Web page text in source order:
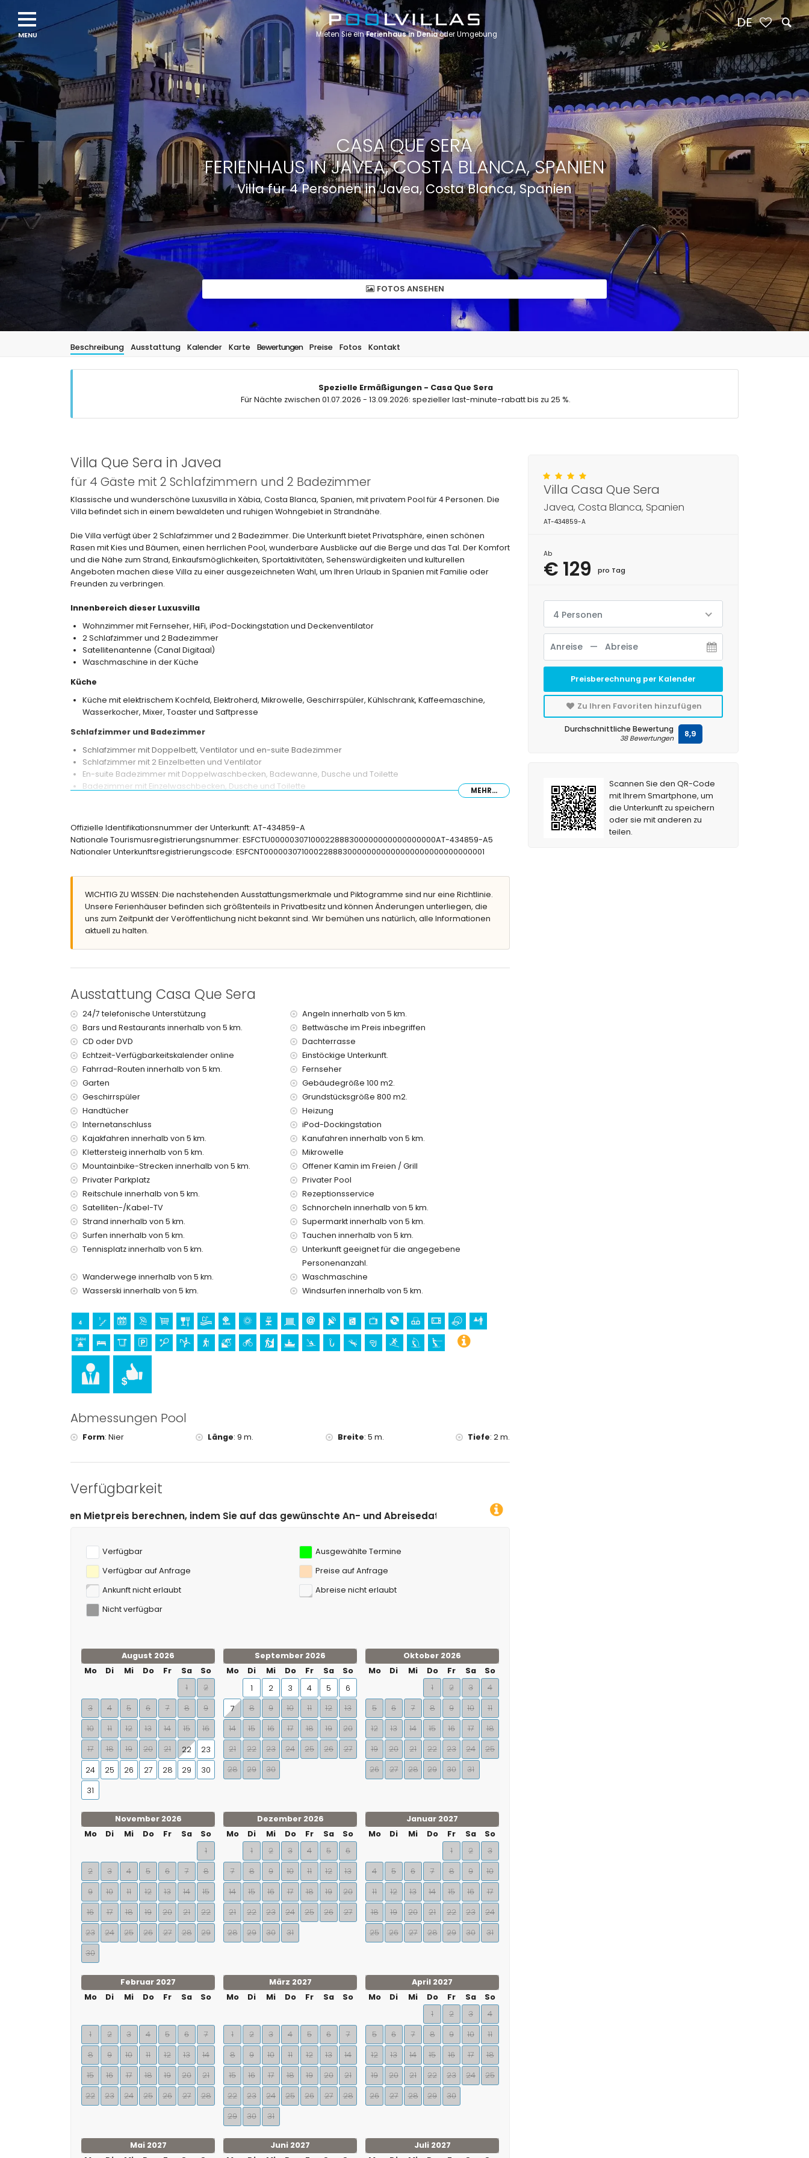
CASA QUE SERA
FERIENHAUS IN JAVEA, COSTA BLANCA, SPANIEN
Villa für 4 Personen in Javea, Costa Blanca, Spanien
FOTOS ANSEHEN
Beschreibung Ausstattung Kalender Karte Bewertungen Preise Fotos Kontakt
Spezielle Ermäßigungen - Casa Que Sera
Für Nächte zwischen 01.07.2026 - 13.09.2026: spezieller last-minute-rabatt bis zu 25 %.
Villa Que Sera in Javea
für 4 Gäste mit 2 Schlafzimmern und 2 Badezimmer
Klassische und wunderschöne Luxusvilla in Xàbia, Costa Blanca, Spanien, mit privatem Pool für 4 Personen. Die
Villa befindet sich in einem bewaldeten und ruhigen Wohngebiet in Strandnähe.
Die Villa verfügt über 2 Schlafzimmer und 2 Badezimmer. Die Unterkunft bietet Privatsphäre, einen schönen
Rasen mit Kies und Bäumen, einen herrlichen Pool, wunderbare Ausblicke auf die Berge und das Tal. Der Komfort
und die Nähe zum Strand, Einkaufsmöglichkeiten, Sportaktivitäten, Sehenswürdigkeiten und kulturellen
Angeboten machen diese Villa zu einer ausgezeichneten Wahl, um Ihren Urlaub in Spanien mit Familie oder
Freunden zu verbringen.
Innenbereich dieser Luxusvilla
Wohnzimmer mit Fernseher, HiFi, iPod-Dockingstation und Deckenventilator
2 Schlafzimmer und 2 Badezimmer
Satellitenantenne (Canal Digitaal)
Waschmaschine in der Küche
Küche
Küche mit elektrischem Kochfeld, Elektroherd, Mikrowelle, Geschirrspüler, Kühlschrank, Kaffeemaschine,
Wasserkocher, Mixer, Toaster und Saftpresse
Schlafzimmer und Badezimmer
Schlafzimmer mit Doppelbett, Ventilator und en-suite Badezimmer
Schlafzimmer mit 2 Einzelbetten und Ventilator
En-suite Badezimmer mit Doppelwaschbecken, Badewanne, Dusche und Toilette
Badezimmer mit Einzelwaschbecken, Dusche und Toilette
Eingezäuntes Grundstück
Nierenförmiger privater Pool mit den Maßen 9m x 5m und 2m Tiefe
Schöner Rasen mit Kies, Bäumen und Gartenmöbeln mit Sonnenliegen
3 Terrassen, davon 2 überdacht
2 private Parkplätze
Dachterrasse
Weitere Informationen
Nächster Hafen: Aduanas del Mar, Xàbia (innerhalb von 5 Kilometern von der Villa)
Zweitnächster Flughafen: Valencia (> 100 Kilometer)
Haustiere sind nicht erlaubt
Die Unterkunft ist sehr geeignet für Familien mit Kindern
Einrichtungen und Dienstleistungen, die im Mietpreis dieser Luxusvilla inbegriffen sind
Internet (WiFi)
Staubsauger und Bügeleisen mit Bügelbrett
Bettwäsche und Handtücher
Rezeptionsservice und 24-Stunden-Notdienst
Zentralheizung
Einrichtungen und Dienstleistungen gegen Aufpreis
Kinderbetten (auf Anfrage)
Unterhaltungs- und Freizeitaktivitäten für Ihren Urlaub in Xàbia, Costa Blanca
Diskothek, Bar und Promenade (El Arenal) (innerhalb von 5 Kilometern vom Haus)
Sehenswürdigkeiten und Kultur in Xàbia, Costa Blanca
Museum (Histórico de Xàbia, Xàbia), Kirche (San Bartolomé, Pueblo, Xàbia), Denkmal (Pueblo de Xàbia,
Xàbia), architektonisches Gebäude (Pueblo de Xàbia, Xàbia), historischer Ort (Pueblo de Xàbia und Xàbia)
(innerhalb von 5 Kilometern von der Unterkunft)
Ruine (Molinos de Viento und Xàbia) (innerhalb von 10 Kilometern von der Unterkunft)
Burg (Portal de la Vila und Dénia) (innerhalb von 25 Kilometern von der Unterkunft)
Sport
Schnorcheln, Surfen, Windsurfen und Wasserski (innerhalb von 5 Kilometern von der Villa)
Golf (Xàbia Golf) (innerhalb von 10 Kilometern von der Villa)
MEHR...
Offizielle Identifikationsnummer der Unterkunft: AT-434859-A
Nationale Tourismusregistrierungsnummer: ESFCTU00000307100022888300000000000000000AT-434859-A5
Nationaler Unterkunftsregistrierungscode: ESFCNT00000307100022888300000000000000000000000000001
WICHTIG ZU WISSEN: Die nachstehenden Ausstattungsmerkmale und Piktogramme sind nur eine Richtlinie.
Unsere Ferienhäuser befinden sich größtenteils in Privatbesitz und können Änderungen unterliegen, die
uns zum Zeitpunkt der Veröffentlichung nicht bekannt sind. Wir bemühen uns natürlich, alle Informationen
aktuell zu halten.
Ausstattung Casa Que Sera
24/7 telefonische Unterstützung
Angeln innerhalb von 5 km.
Bars und Restaurants innerhalb von 5 km.
Bettwäsche im Preis inbegriffen
CD oder DVD
Dachterrasse
Echtzeit-Verfügbarkeitskalender online
Einstöckige Unterkunft.
Fahrrad-Routen innerhalb von 5 km.
Fernseher
Garten
Gebäudegröße 100 m2.
Geschirrspüler
Grundstücksgröße 800 m2.
Handtücher
Heizung
Internetanschluss
iPod-Dockingstation
Kajakfahren innerhalb von 5 km.
Kanufahren innerhalb von 5 km.
Klettersteig innerhalb von 5 km.
Mikrowelle
Mountainbike-Strecken innerhalb von 5 km.
Offener Kamin im Freien / Grill
Privater Parkplatz
Privater Pool
Reitschule innerhalb von 5 km.
Rezeptionsservice
Satelliten-/Kabel-TV
Schnorcheln innerhalb von 5 km.
Strand innerhalb von 5 km.
Supermarkt innerhalb von 5 km.
Surfen innerhalb von 5 km.
Tauchen innerhalb von 5 km.
Tennisplatz innerhalb von 5 km.
Unterkunft geeignet für die angegebene
Personenanzahl.
Wanderwege innerhalb von 5 km.
Waschmaschine
Wasserski innerhalb von 5 km.
Windsurfen innerhalb von 5 km.
Abmessungen Pool
Form: Nier Länge:9 m. Breite: 5 m. Tiefe: 2 m.
Verfügbarkeit
berechnen, indem Sie auf das gewünschte An- und Abreisedatum klicken!
Verfügbar
Ausgewählte Termine
Verfügbar auf Anfrage
Preise auf Anfrage
Ankunft nicht erlaubt
Abreise nicht erlaubt
Nicht verfügbar
August 2026
Mo
Di Mi Do Fr Sa
So
1
2
3
4 5 6 7 8
9
10
11 12 13 14 15
16
17
18 19 20 21 22
23
24
25 26 27 28 29
30
31
September 2026
Mo
Di Mi Do Fr Sa
So
1
2 3 4 5
6
7
8 9 10 11 12
13
14
15 16 17 18 19
20
21
22 23 24 25 26
27
28
29 30
Oktober 2026
Mo
Di Mi Do Fr Sa
So
1
2 3
4
5
6 7 8 9 10
11
12
13 14 15 16 17
18
19
20 21 22 23 24
25
26
27 28 29 30 31
November 2026
Mo
Di Mi Do Fr Sa
So
1
2
3 4 5 6 7
8
9
10 11 12 13 14
15
16
17 18 19 20 21
22
23
24 25 26 27 28
29
30
Dezember 2026
Mo
Di Mi Do Fr Sa
So
1
2 3 4 5
6
7
8 9 10 11 12
13
14
15 16 17 18 19
20
21
22 23 24 25 26
27
28
29 30 31
Januar 2027
Mo
Di Mi Do Fr Sa
So
1
2
3
4
5 6 7 8 9
10
11
12 13 14 15 16
17
18
19 20 21 22 23
24
25
26 27 28 29 30 31
Februar 2027
Mo
Di Mi Do Fr Sa So
1 2 3 4 5 6
7
8
9 10 11 12 13
14
15
16 17 18 19 20
21
22
23 24 25 26 27 28
März 2027
Mo
Di Mi Do Fr Sa So
1 2 3 4 5 6
7
8
9 10 11 12 13
14
15
16 17 18 19 20
21
22
23 24 25 26 27
28
29
30 31
April 2027
Mo
Di Mi Do Fr Sa
So
1
2 3
4
5
6 7 8 9 10
11
12
13 14 15 16 17
18
19
20 21 22 23 24
25
26
27 28 29 30
Mai 2027
Juni 2027
Juli 2027
Villa Casa Que Sera
Javea, Costa Blanca, Spanien
AT-434859-A
Ab
€ 129 pro Tag
4 Personen
Preisberechnung per Kalender
Zu Ihren Favoriten hinzufügen
Durchschnittliche Bewertung
38 Bewertungen 8,9
Scannen Sie den QR-Code
mit Ihrem Smartphone, um
die Unterkunft zu speichern
oder sie mit anderen zu
teilen.
Mieten Sie einFerienhaus in Deniaoder Umgebung
DE